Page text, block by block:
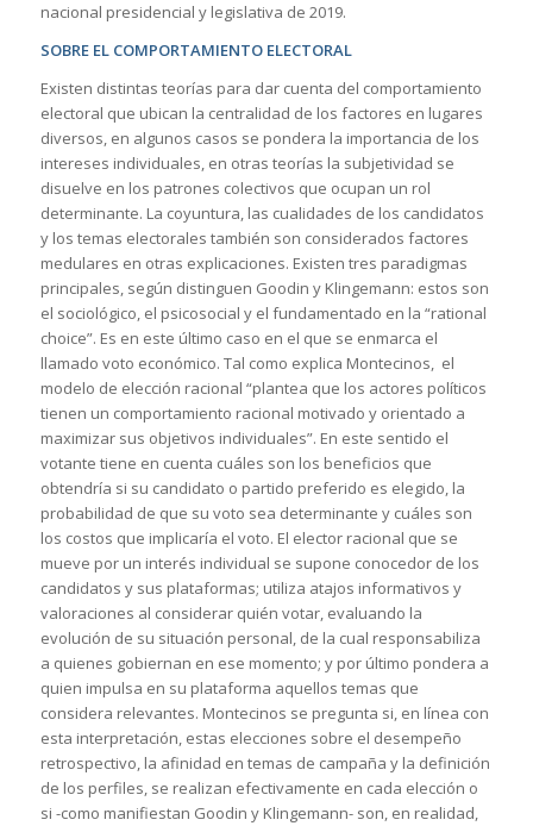
nacional presidencial y legislativa de 2019.
SOBRE EL COMPORTAMIENTO ELECTORAL
Existen distintas teorías para dar cuenta del comportamiento
electoral que ubican la centralidad de los factores en lugares
diversos, en algunos casos se pondera la importancia de los
intereses individuales, en otras teorías la subjetividad se
disuelve en los patrones colectivos que ocupan un rol
determinante. La coyuntura, las cualidades de los candidatos
y los temas electorales también son considerados factores
medulares en otras explicaciones. Existen tres paradigmas
principales, según distinguen Goodin y Klingemann: estos son
el sociológico, el psicosocial y el fundamentado en la “rational
choice”. Es en este último caso en el que se enmarca el
llamado voto económico. Tal como explica Montecinos, el
modelo de elección racional “plantea que los actores políticos
tienen un comportamiento racional motivado y orientado a
maximizar sus objetivos individuales”. En este sentido el
votante tiene en cuenta cuáles son los beneficios que
obtendría si su candidato o partido preferido es elegido, la
probabilidad de que su voto sea determinante y cuáles son
los costos que implicaría el voto. El elector racional que se
mueve por un interés individual se supone conocedor de los
candidatos y sus plataformas; utiliza atajos informativos y
valoraciones al considerar quién votar, evaluando la
evolución de su situación personal, de la cual responsabiliza
a quienes gobiernan en ese momento; y por último pondera a
quien impulsa en su plataforma aquellos temas que
considera relevantes. Montecinos se pregunta si, en línea con
esta interpretación, estas elecciones sobre el desempeño
retrospectivo, la afinidad en temas de campaña y la definición
de los perfiles, se realizan efectivamente en cada elección o
si -como manifiestan Goodin y Klingemann- son, en realidad,